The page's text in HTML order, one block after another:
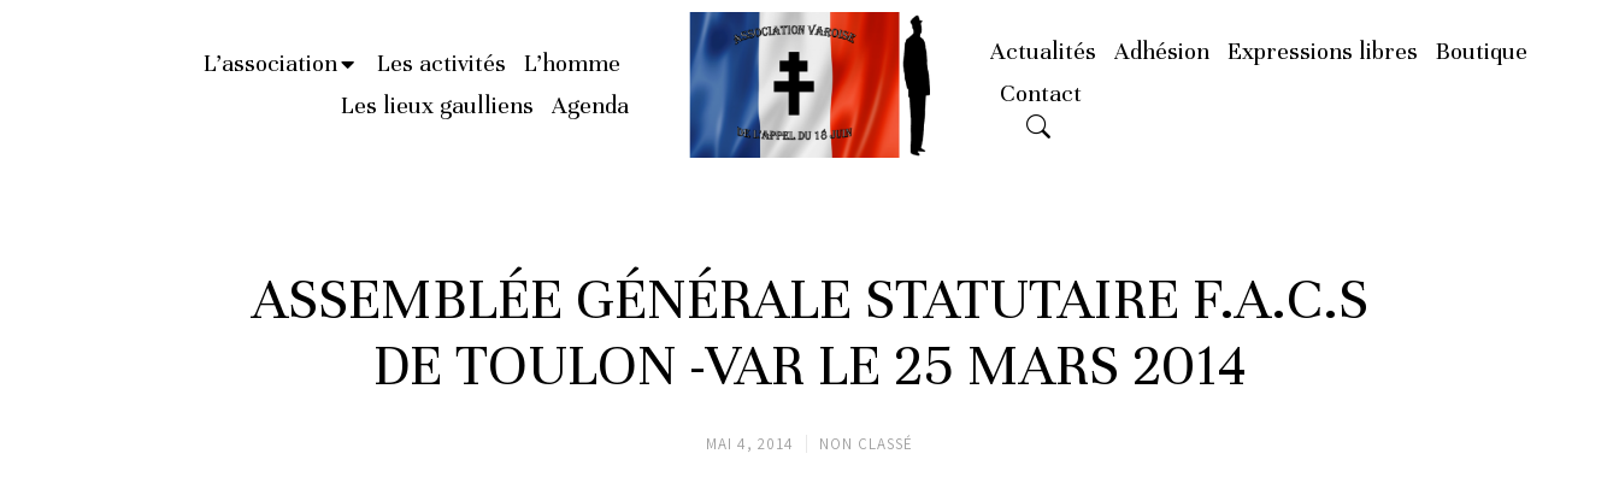
L’association Les activités
L’homme
Les lieux gaulliens
Agenda
Actualités Adhésion Expressions libres
Boutique
Contact
ASSEMBLÉE GÉNÉRALE STATUTAIRE F.A.C.S
DE TOULON -VAR LE 25 MARS 2014
MAI 4, 2014 NON CLASSÉ